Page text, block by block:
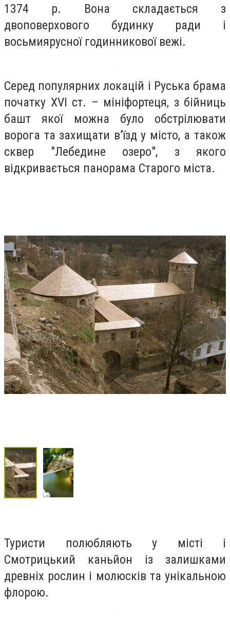
1374 р. Вона складається з
двоповерхового будинку ради і
восьмиярусної годинникової вежі.
Серед популярних локацій і Руська брама
початку ХVІ ст. – мініфортеця, з бійниць
башт якої можна було обстрілювати
ворога та захищати в’їзд у місто, а також
сквер "Лебедине озеро", з якого
відкривається панорама Старого міста.
Туристи полюбляють у місті і
Смотрицький каньйон із залишками
древніх рослин і молюсків та унікальною
флорою.